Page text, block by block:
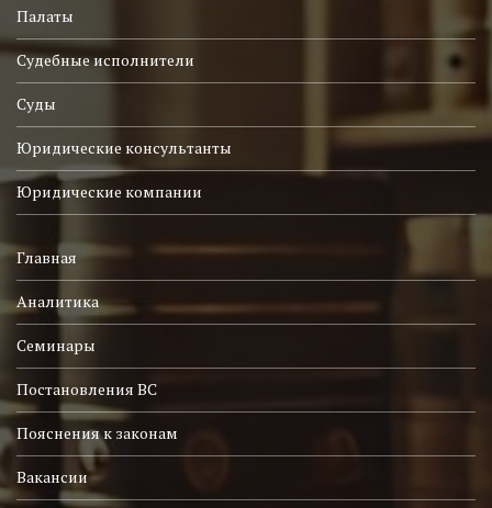
Палаты
Судебные исполнители
Суды
Юридические консультанты
Юридические компании
Главная
Аналитика
Семинары
Постановления ВС
Пояснения к законам
Вакансии